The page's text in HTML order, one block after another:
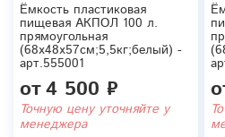
Ёмкость пластиковая
пищевая АКПОЛ 100 л.
прямоугольная
(68x48x57см;5,5кг;белый) -
арт.555001
от4 500 ₽
Точную цену уточняйте у
менеджера